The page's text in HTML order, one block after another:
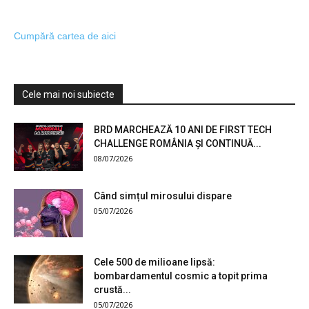
Cumpără cartea de aici
Cele mai noi subiecte
BRD MARCHEAZĂ 10 ANI DE FIRST TECH
CHALLENGE ROMÂNIA ȘI CONTINUĂ...
08/07/2026
Când simțul mirosului dispare
05/07/2026
Cele 500 de milioane lipsă:
bombardamentul cosmic a topit prima
crustă...
05/07/2026